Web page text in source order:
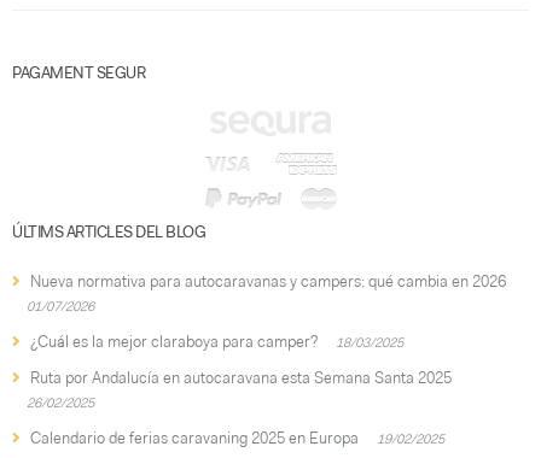
PAGAMENT SEGUR
ÚLTIMS ARTICLES DEL BLOG
Nueva normativa para autocaravanas y campers: qué cambia en 2026
01/07/2026
¿Cuál es la mejor claraboya para camper? 18/03/2025
Ruta por Andalucía en autocaravana esta Semana Santa 2025
26/02/2025
Calendario de ferias caravaning 2025 en Europa 19/02/2025